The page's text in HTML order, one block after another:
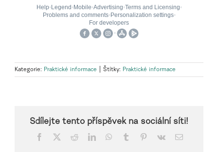
Kategorie: Praktické informace Štítky: Praktické informace
Sdílejte tento příspěvek na sociální síti!
Facebook RedditLinkedInWhatsApp
Tumblr Pinterest
Vk
E-